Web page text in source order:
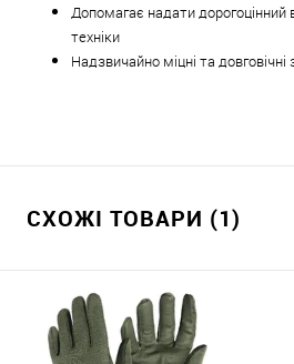
Допомагає надати дорогоцінний
техніки
Надзвичайно міцні та довговічні
СХОЖІ ТОВАРИ (1)